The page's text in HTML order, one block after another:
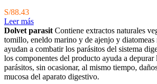
S/88.43
Leer más
Dolvet parasit Contiene extractos naturales
tomillo, eneldo ma­rino y de ajenjo y diatomeas
ayudan a combatir los parásitos del sistema
los componentes del producto ayuda a depurar
parásitos, sin ocasionar, al mismo tiempo,
mucosa del aparato digestivo.